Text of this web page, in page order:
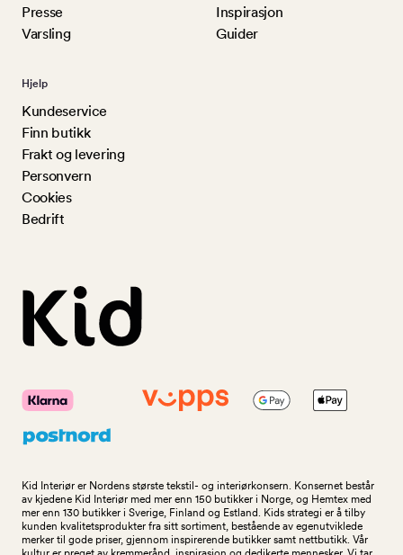
Presse
Varsling
Inspirasjon
Guider
Hjelp
Kundeservice
Finn butikk
Frakt og levering
Personvern
Cookies
Bedrift
Kid Interiør er Nordens største tekstil- og interiørkonsern. Konsernet består
av kjedene Kid Interiør med mer enn 150 butikker i Norge, og Hemtex med
mer enn 130 butikker i Sverige, Finland og Estland. Kids strategi er å tilby
kunden kvalitetsprodukter fra sitt sortiment, bestående av egenutviklede
merker til gode priser, gjennom inspirerende butikker samt nettbutikk. Vår